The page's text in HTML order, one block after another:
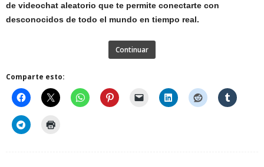
de videochat aleatorio que te permite conectarte con
desconocidos de todo el mundo en tiempo real.
Continuar
Comparte esto: